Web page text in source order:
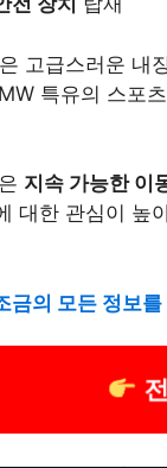
고급스러운 내
특유의 스포
지속 가능한 이
대한 관심이 높
의 모든 정보를